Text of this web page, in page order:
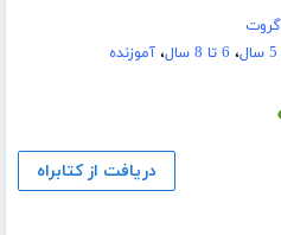
، 6 تا 8 سال ،آموزنده
دریافت از کتابراه